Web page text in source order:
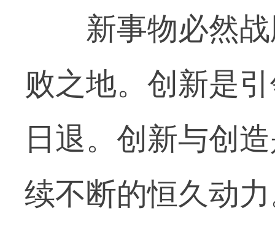
新事物必然战
败之地。创新是
日退。创新与创
续不断的恒久动